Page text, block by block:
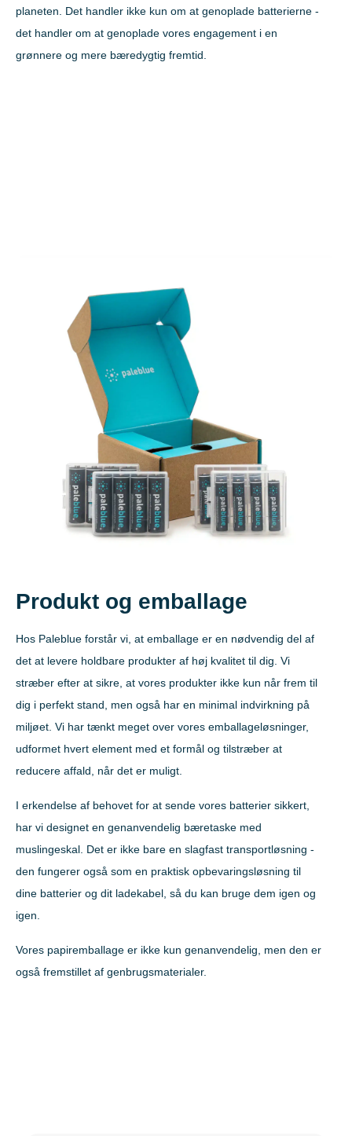
planeten. Det handler ikke kun om at genoplade batterierne -
det handler om at genoplade vores engagement i en
grønnere og mere bæredygtig fremtid.
Produkt og emballage
Hos Paleblue forstår vi, at emballage er en nødvendig del af
det at levere holdbare produkter af høj kvalitet til dig. Vi
stræber efter at sikre, at vores produkter ikke kun når frem til
dig i perfekt stand, men også har en minimal indvirkning på
miljøet. Vi har tænkt meget over vores emballageløsninger,
udformet hvert element med et formål og tilstræber at
reducere affald, når det er muligt.
I erkendelse af behovet for at sende vores batterier sikkert,
har vi designet en genanvendelig bæretaske med
muslingeskal. Det er ikke bare en slagfast transportløsning -
den fungerer også som en praktisk opbevaringsløsning til
dine batterier og dit ladekabel, så du kan bruge dem igen og
igen.
Vores papiremballage er ikke kun genanvendelig, men den er
også fremstillet af genbrugsmaterialer.